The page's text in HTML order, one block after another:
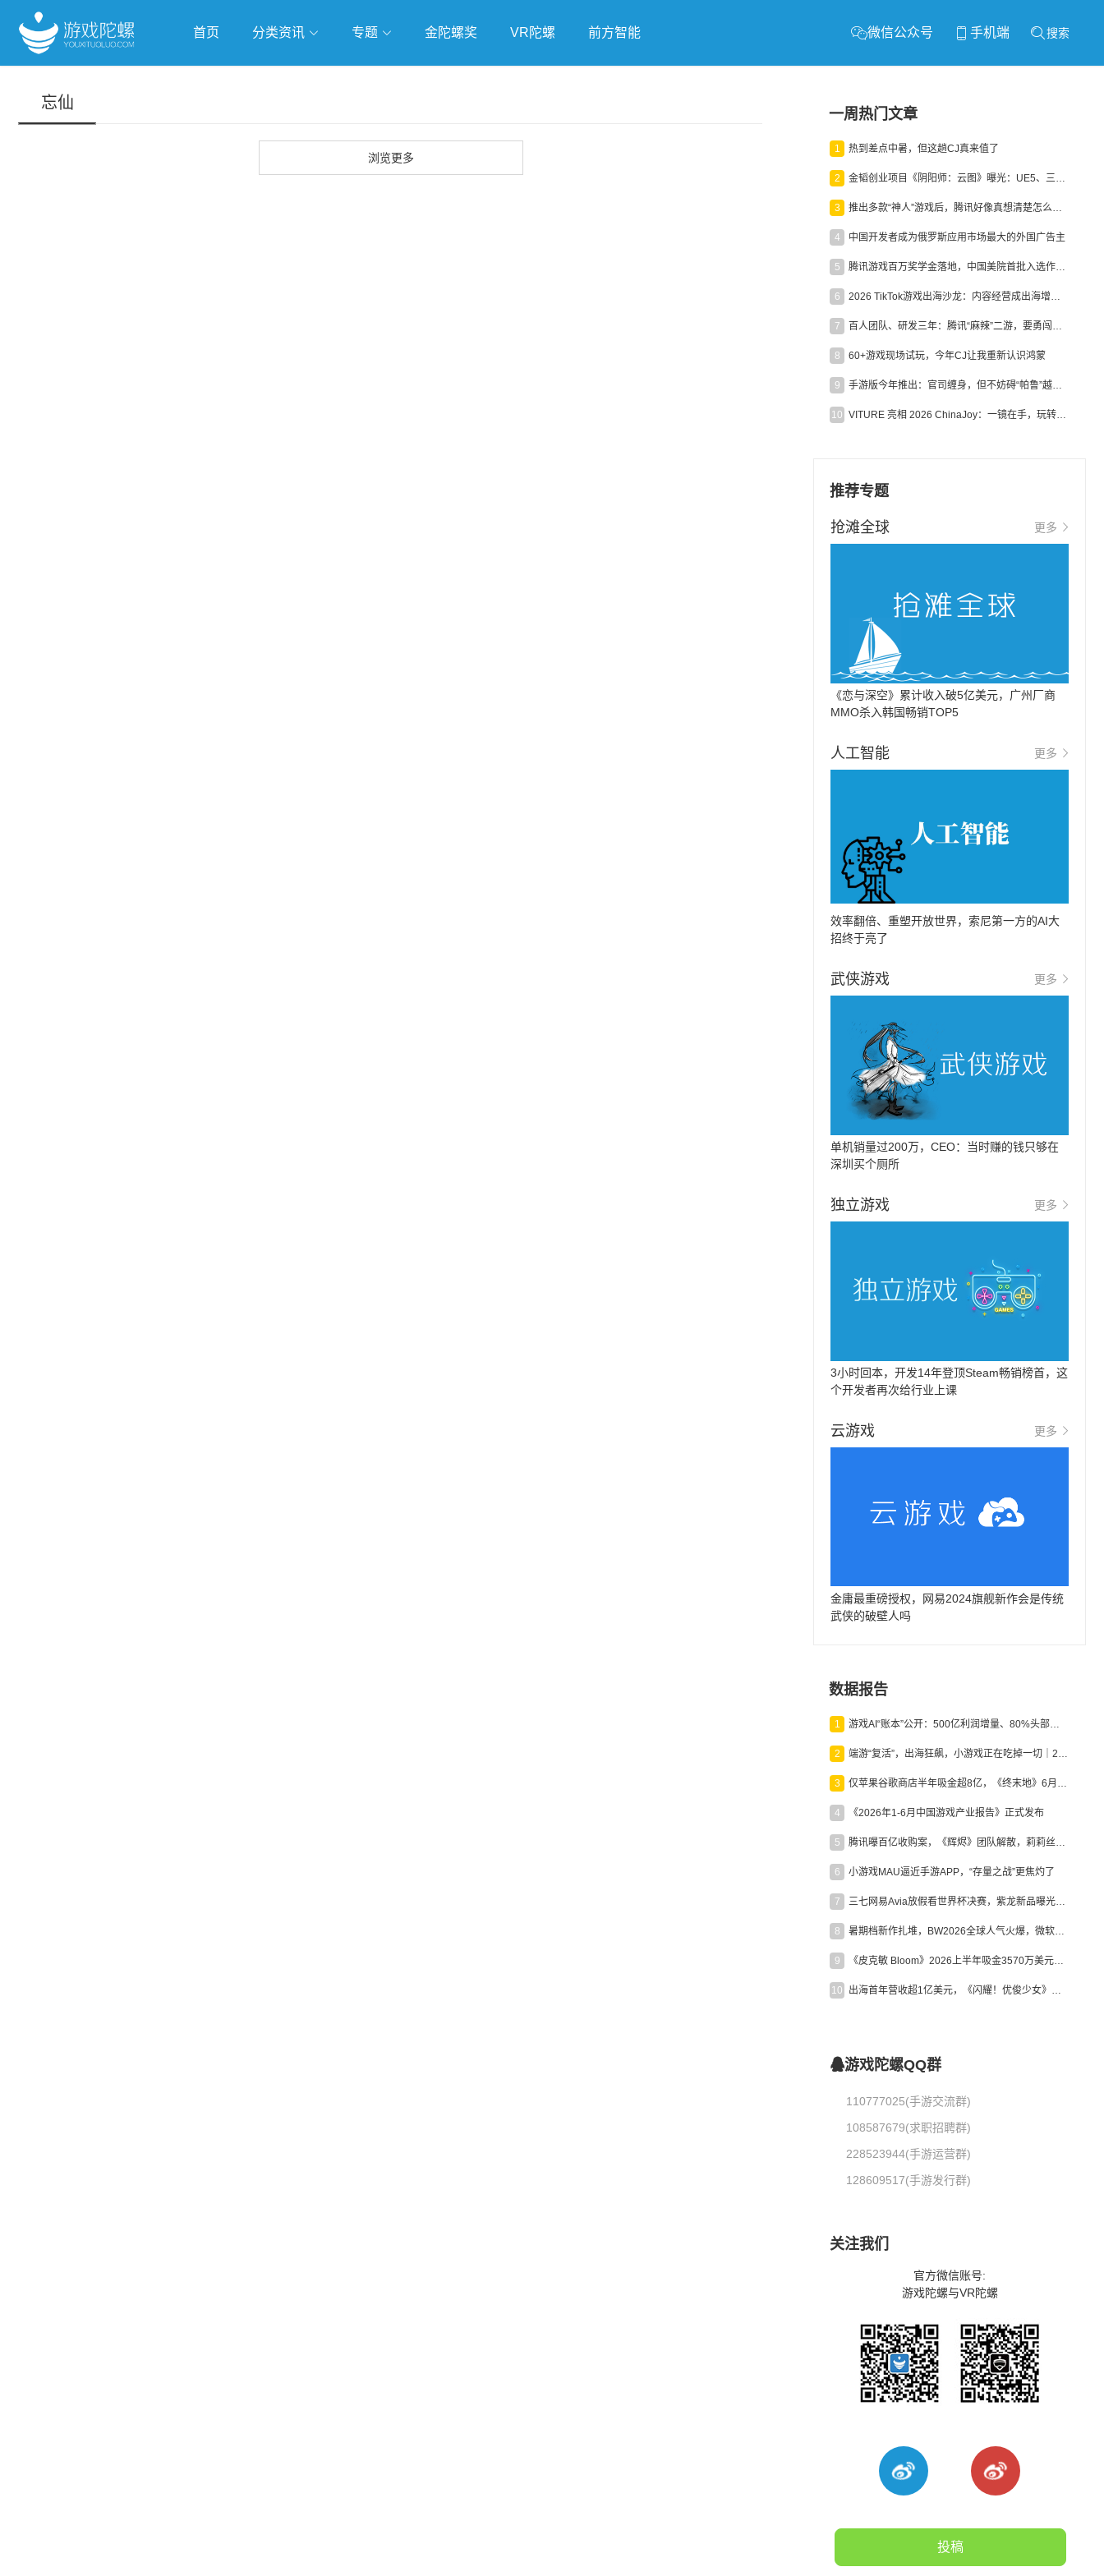
首页 分类资讯 专题 金陀螺奖 VR陀螺 前方智能 微信公众号 手机端 搜索
忘仙
浏览更多
一周热门文章
1 热到差点中暑，但这趟CJ真来值了
2 金韬创业项目《阴阳师：云图》曝光：UE5、三端互通、ARPG
3 推出多款“神人”游戏后，腾讯好像真想清楚怎么做二次元了
4 中国开发者成为俄罗斯应用市场最大的外国广告主
5 腾讯游戏百万奖学金落地，中国美院首批入选作品获业内关注
6 2026 TikTok游戏出海沙龙：内容经营成出海增长新引擎
7 百人团队、研发三年：腾讯“麻辣”二游，要勇闯男性恋爱市场
8 60+游戏现场试玩，今年CJ让我重新认识鸿蒙
9 手游版今年推出：官司缠身，但不妨碍“帕鲁”越来越火
10 VITURE 亮相 2026 ChinaJoy：一镜在手，玩转全场！
推荐专题
抢滩全球 更多
《恋与深空》累计收入破5亿美元，广州厂商
MMO杀入韩国畅销TOP5
人工智能 更多
效率翻倍、重塑开放世界，索尼第一方的AI大
招终于亮了
武侠游戏 更多
单机销量过200万，CEO：当时赚的钱只够在
深圳买个厕所
独立游戏 更多
3小时回本，开发14年登顶Steam畅销榜首，这
个开发者再次给行业上课
云游戏 更多
金庸最重磅授权，网易2024旗舰新作会是传统
武侠的破壁人吗
数据报告
1 游戏AI“账本”公开：500亿利润增量、80%头部入局，谁在闷声发财？
2 端游“复活”，出海狂飙，小游戏正在吃掉一切｜2026上半年产业报告
3 仅苹果谷歌商店半年吸金超8亿，《终末地》6月份收入显著回暖
4 《2026年1-6月中国游戏产业报告》正式发布
5 腾讯曝百亿收购案，《辉烬》团队解散，莉莉丝新作曝光｜陀螺周报
6 小游戏MAU逼近手游APP，“存量之战”更焦灼了
7 三七网易Avia放假看世界杯决赛，紫龙新品曝光，米哈游新作上线 | 陀螺周报
8 暑期档新作扎堆，BW2026全球人气火爆，微软XBOX大裁员|陀螺周报
9 《皮克敏 Bloom》2026上半年吸金3570万美元，中国台湾成最大市场
10 出海首年营收超1亿美元，《闪耀！优俊少女》美国市场占比达七成
游戏陀螺QQ群
110777025(手游交流群)
108587679(求职招聘群)
228523944(手游运营群)
128609517(手游发行群)
关注我们
官方微信账号:
游戏陀螺与VR陀螺
投稿